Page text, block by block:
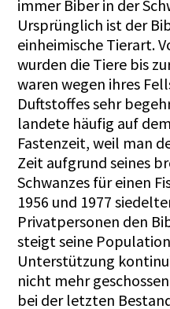
immer Biber in der
Ursprünglich ist der
einheimische Tierart.
wurden die Tiere bis
waren wegen ihres
Duftstoffes sehr
landete häufig auf
Fastenzeit, weil man
Zeit aufgrund seines
Schwanzes für einen
1956 und 1977
Privatpersonen den
steigt seine
Unterstützung
nicht mehr
bei der letzten